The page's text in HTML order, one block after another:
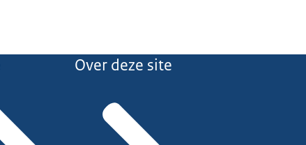
Over deze site